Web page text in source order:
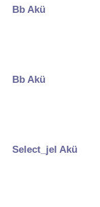
Bb Akü
Bb Akü
Select_jel Akü